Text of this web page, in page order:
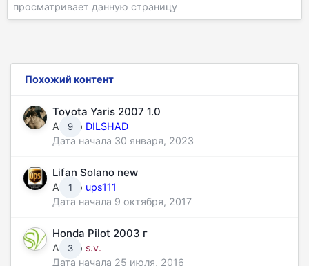
просматривает данную страницу
Похожий контент
9
Toyota Yaris 2007 1.0
Автор DILSHAD
Дата начала 30 января, 2023
1
Lifan Solano new
Автор ups111
Дата начала 9 октября, 2017
3
Honda Pilot 2003 г
Автор s.v.
Дата начала 25 июля, 2016